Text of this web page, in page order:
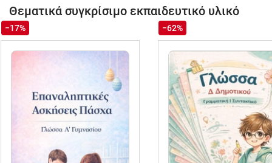
Θεματικά συγκρίσιμο εκπαιδευτικό υλικό
−17% −62%